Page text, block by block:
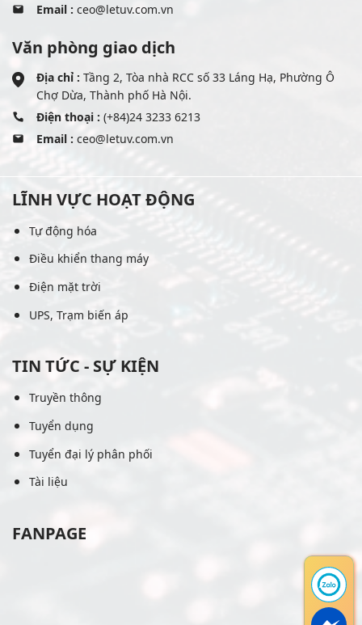
Email : ceo@letuv.com.vn
Văn phòng giao dịch
Địa chỉ : Tầng 2, Tòa nhà RCC số 33 Láng Hạ, Phường Ô
Chợ Dừa, Thành phố Hà Nội.
Điện thoại : (+84)24 3233 6213
Email : ceo@letuv.com.vn
LĨNH VỰC HOẠT ĐỘNG
Tự động hóa
Điều khiển thang máy
Điện mặt trời
UPS, Trạm biến áp
TIN TỨC - SỰ KIỆN
Truyền thông
Tuyển dụng
Tuyển đại lý phân phối
Tài liệu
FANPAGE